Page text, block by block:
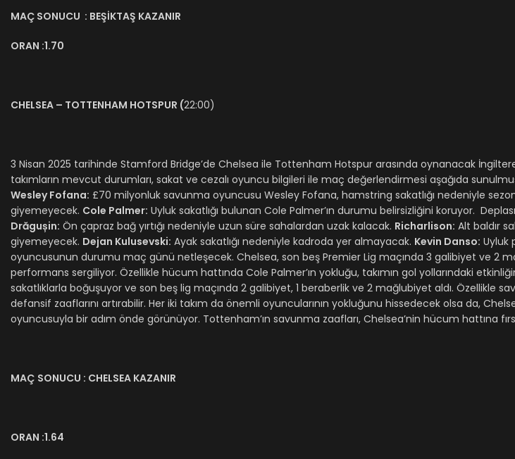
MAÇ SONUCU : BEŞİKTAŞ KAZANIR
ORAN :1.70
CHELSEA – TOTTENHAM HOTSPUR (22:00)
​​3 Nisan 2025 tarihinde Stamford Bridge’de Chelsea ile Tottenham Hotspur arasında oynanacak
takımların mevcut durumları, sakat ve cezalı oyuncu bilgileri ile maç değerlendirmesi aşağıda
Wesley Fofana: £70 milyonluk savunma oyuncusu Wesley Fofana, hamstring sakatlığı nedeniyle
giyemeyecek. Cole Palmer: Uyluk sakatlığı bulunan Cole Palmer’ın durumu belirsizliğini koruyor.
Drăgușin: Ön çapraz bağ yırtığı nedeniyle uzun süre sahalardan uzak kalacak. Richarlison: Alt baldır
giyemeyecek. Dejan Kulusevski: Ayak sakatlığı nedeniyle kadroda yer almayacak. Kevin Danso: Uyluk
oyuncusunun durumu maç günü netleşecek. Chelsea, son beş Premier Lig maçında 3 galibiyet ve 2
performans sergiliyor. Özellikle hücum hattında Cole Palmer’ın yokluğu, takımın gol yollarındaki
sakatlıklarla boğuşuyor ve son beş lig maçında 2 galibiyet, 1 beraberlik ve 2 mağlubiyet aldı. Özellikle
defansif zaaflarını artırabilir. Her iki takım da önemli oyuncularının yokluğunu hissedecek olsa da,
oyuncusuyla bir adım önde görünüyor. Tottenham’ın savunma zaafları, Chelsea’nin hücum hattına
MAÇ SONUCU : CHELSEA KAZANIR
ORAN :1.64